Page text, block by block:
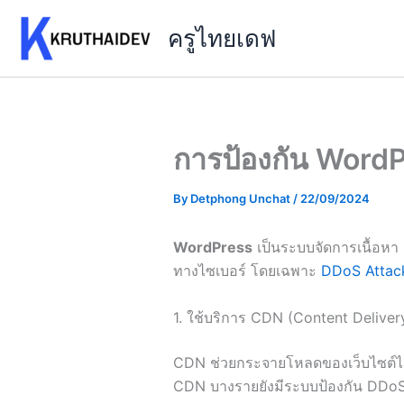
content
ครูไทยเดฟ
การป้องกัน
By Detphong Unchat / 22/09/2024
WordPress เป็นระบบจัดการเนื้อหา
ทางไซเบอร์ โดยเฉพาะ DDoS
1. ใช้บริการ CDN (Content
CDN ช่วยกระจายโหลดของเว็บไซ
CDN บางรายยังมีระบบป้องกัน